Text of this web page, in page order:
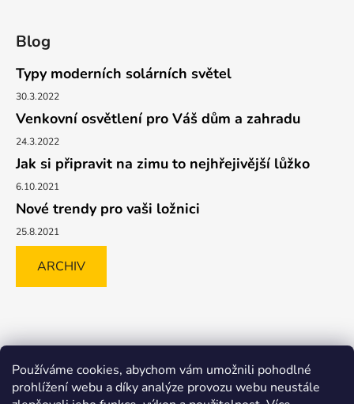
Používáme cookies, abychom vám umožnili pohodlné
prohlížení webu a díky analýze provozu webu neustále
Blog
Typy moderních solárních světel
30.3.2022
Venkovní osvětlení pro Váš dům a zahradu
24.3.2022
Jak si připravit na zimu to nejhřejivější lůžko
6.10.2021
Nové trendy pro vaši ložnici
25.8.2021
ARCHIV
MALL.CZ